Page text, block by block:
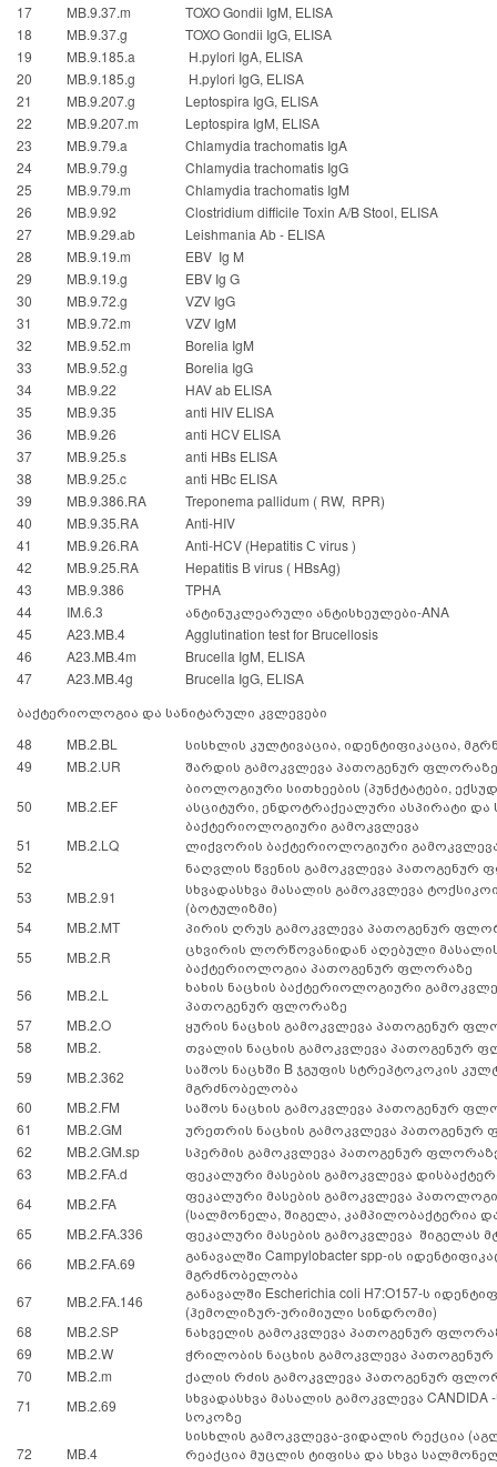
17
MB.9.37.m
TOXO Gondii IgM, ELISA
18
MB.9.37.g
TOXO Gondii IgG, ELISA
19
MB.9.185.a
H.pylori IgA, ELISA
20
MB.9.185.g
H.pylori IgG, ELISA
21
MB.9.207.g
Leptospira IgG, ELISA
22
MB.9.207.m
Leptospira IgM, ELISA
23
MB.9.79.a
Chlamydia trachomatis IgA
24
MB.9.79.g
Chlamydia trachomatis IgG
25
MB.9.79.m
Chlamydia trachomatis IgM
26
MB.9.92
Clostridium difficile Toxin A/B Stool, ELISA
27
MB.9.29.ab
Leishmania Ab - ELISA
28
MB.9.19.m
EBV Ig M
29
MB.9.19.g
EBV Ig G
30
MB.9.72.g VZV IgG
31
MB.9.72.m VZV IgM
32
MB.9.52.m Borelia IgM
33
MB.9.52.g Borelia IgG
34
MB.9.22
HAV ab ELISA
35
MB.9.35
anti HIV ELISA
36
MB.9.26
anti HCV ELISA
37
MB.9.25.s
anti HBs ELISA
38
MB.9.25.c
anti HBc ELISA
39
MB.9.386.RA
Treponema pallidum ( RW, RPR)
40
MB.9.35.RA
Anti-HIV
41
MB.9.26.RA
Anti-HCV (Hepatitis С virus )
42
MB.9.25.RA
Hepatitis В virus ( HBsAg)
43
MB.9.386
TPHA
44
IM.6.3
ანტინუკლეარული ანტისხეულები-ANA
45
A23.MB.4
Agglutination test for Brucellosis
46
A23.MB.4m
Brucella IgM, ELISA
47
A23.MB.4g
Brucella IgG, ELISA
ბაქტერიოლოგია და სანიტარული კვლევები
48
MB.2.BL
სისხლის კულტივაცია, იდენტიფიკაცია,
49
MB.2.UR შარდის გამოკვლევა პათოგენურ ფლორაზე
50 MB.2.EF
ბიოლოგიური სითხეების (პუნქტატები,
ასციტური, ენდოტრაქეალური ასპირატი და
ბაქტერიოლოგიური გამოკვლევა
51
MB.2.LQ
ლიქვორის ბაქტერიოლოგიური
52
ნაღვლის წვენის გამოკვლევა პათოგენურ
53
MB.2.91
სხვადასხვა მასალის გამოკვლევა
(ბოტულიზმი)
54
MB.2.MT
პირის ღრუს გამოკვლევა პათოგენურ
55
MB.2.R
ცხვირის ლორწოვანიდან აღებული
ბაქტერიოლოგია პათოგენურ ფლორაზე
56
MB.2.L
ხახის ნაცხის ბაქტერიოლოგიური
პათოგენურ ფლორაზე
57
MB.2.O
ყურის ნაცხის გამოკვლევა პათოგენურ
58
MB.2.
თვალის ნაცხის გამოკვლევა პათოგენურ
59
MB.2.362
საშოს ნაცხში B ჯგუფის სტრეპტოკოკის
მგრძნობელობა
60
MB.2.FM
საშოს ნაცხის გამოკვლევა პათოგენურ
61
MB.2.GM
ურეთრის ნაცხის გამოკვლევა
62
MB.2.GM.sp
სპერმის გამოკვლევა პათოგენურ
63
MB.2.FA.d
ფეკალური მასების გამოკვლევა
64
MB.2.FA
ფეკალური მასების გამოკვლევა
(სალმონელა, შიგელა, კამპილობაქტერია
65
MB.2.FA.336
ფეკალური მასების გამოკვლევა შიგელას
66
MB.2.FA.69
განავალში Campylobacter spp-ის
მგრძნობელობა
67
MB.2.FA.146
განავალში Escherichia coli H7:O157-ს
(ჰემოლიზურ-ურიმიული სინდრომი)
68
MB.2.SP
ნახველის გამოკვლევა პათოგენურ
69
MB.2.W
ჭრილობის ნაცხის გამოკვლევა
70
MB.2.m
ქალის რძის გამოკვლევა პათოგენურ
71
MB.2.69
სხვადასხვა მასალის გამოკვლევა CANDIDA
სოკოზე
72
MB.4
სისხლის გამოკვლევა-ვიდალის რექცია
რეაქცია მუცლის ტიფისა და სხვა